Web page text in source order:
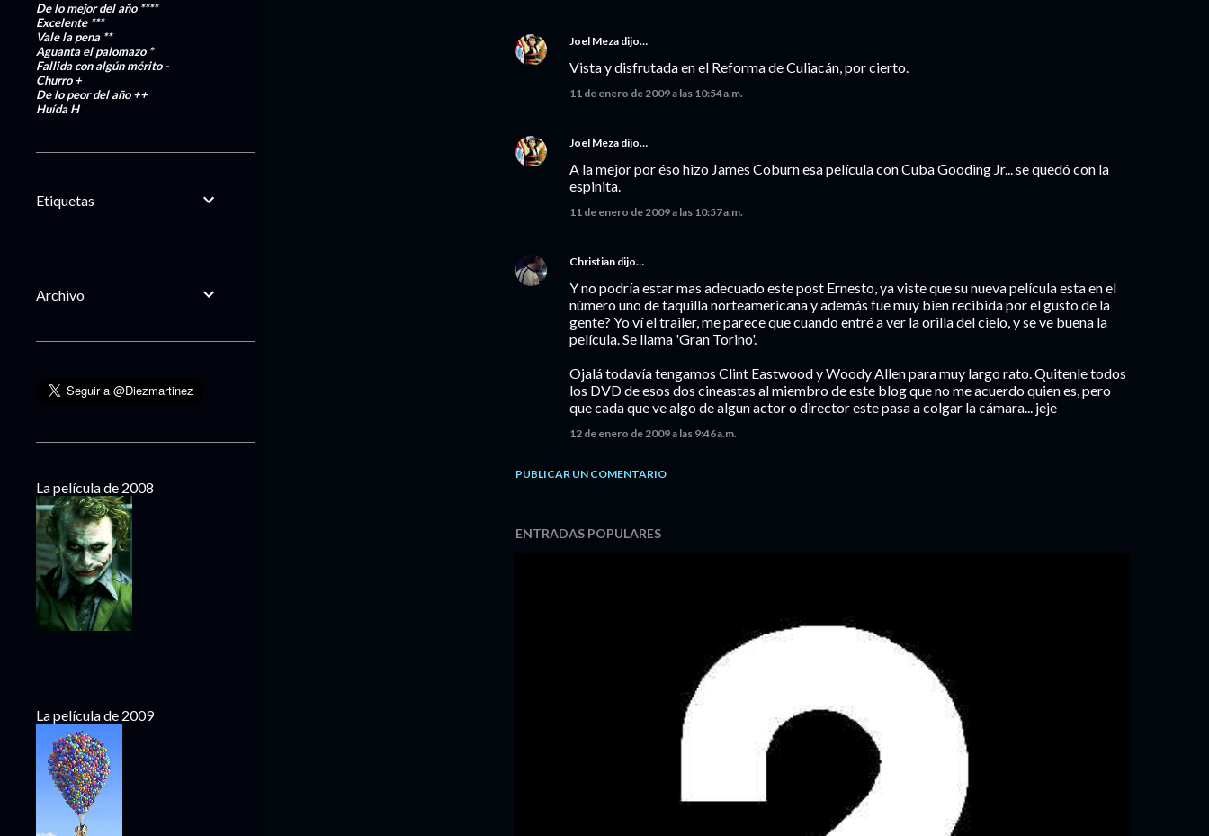
Joel Meza dijo…
Vista y disfrutada en el Reforma de Culiacán, por cierto.
11 de enero de 2009 a las 10:54 a.m.
Joel Meza dijo…
A la mejor por éso hizo James Coburn esa película con Cuba Gooding Jr... se quedó con la
espinita.
11 de enero de 2009 a las 10:57 a.m.
Christian dijo…
Y no podría estar mas adecuado este post Ernesto, ya viste que su nueva película esta en el
número uno de taquilla norteamericana y además fue muy bien recibida por el gusto de la
gente? Yo ví el trailer, me parece que cuando entré a ver la orilla del cielo, y se ve buena la
película. Se llama 'Gran Torino'.
Ojalá todavía tengamos Clint Eastwood y Woody Allen para muy largo rato. Quitenle todos
los DVD de esos dos cineastas al miembro de este blog que no me acuerdo quien es, pero
que cada que ve algo de algun actor o director este pasa a colgar la cámara... jeje
12 de enero de 2009 a las 9:46 a.m.
PUBLICAR UN COMENTARIO
ENTRADAS POPULARES
De lo mejor del año ****
Excelente***
Vale la pena **
Aguanta el palomazo *
Fallida con algún mérito-
Churro+
De lo peor del año++
HuídaH
Etiquetas
Archivo
La película de 2008
La película de 2009